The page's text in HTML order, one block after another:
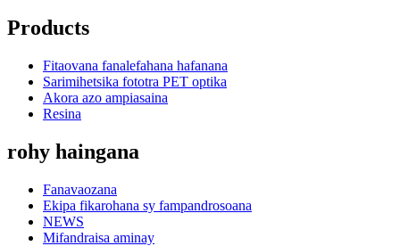
Products
Fitaovana fanalefahana hafanana
Sarimihetsika fototra PET optika
Akora azo ampiasaina
Resina
rohy haingana
Fanavaozana
Ekipa fikarohana sy fampandrosoana
NEWS
Mifandraisa aminay